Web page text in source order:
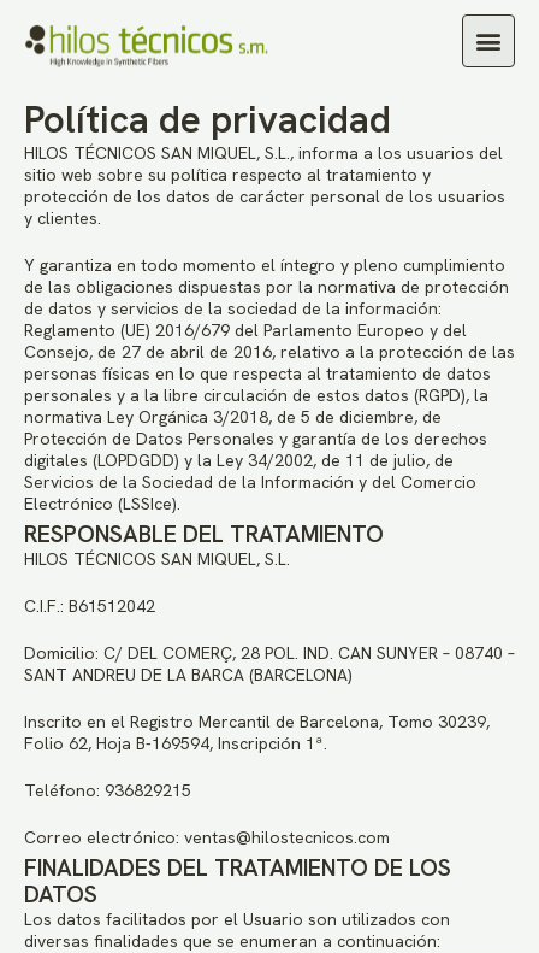
Política de privacidad
HILOS TÉCNICOS SAN MIQUEL, S.L., informa a los usuarios del
sitio web sobre su política respecto al tratamiento y
protección de los datos de carácter personal de los usuarios
y clientes.
Y garantiza en todo momento el íntegro y pleno cumplimiento
de las obligaciones dispuestas por la normativa de protección
de datos y servicios de la sociedad de la información:
Reglamento (UE) 2016/679 del Parlamento Europeo y del
Consejo, de 27 de abril de 2016, relativo a la protección de las
personas físicas en lo que respecta al tratamiento de datos
personales y a la libre circulación de estos datos (RGPD), la
normativa Ley Orgánica 3/2018, de 5 de diciembre, de
Protección de Datos Personales y garantía de los derechos
digitales (LOPDGDD) y la Ley 34/2002, de 11 de julio, de
Servicios de la Sociedad de la Información y del Comercio
Electrónico (LSSIce).
RESPONSABLE DEL TRATAMIENTO
HILOS TÉCNICOS SAN MIQUEL, S.L.
C.I.F.: B61512042
Domicilio: C/ DEL COMERÇ, 28 POL. IND. CAN SUNYER – 08740 –
SANT ANDREU DE LA BARCA (BARCELONA)
Inscrito en el Registro Mercantil de Barcelona, Tomo 30239,
Folio 62, Hoja B-169594, Inscripción 1ª.
Teléfono: 936829215
Correo electrónico: ventas@hilostecnicos.com
FINALIDADES DEL TRATAMIENTO DE LOS
DATOS
Los datos facilitados por el Usuario son utilizados con
diversas finalidades que se enumeran a continuación: